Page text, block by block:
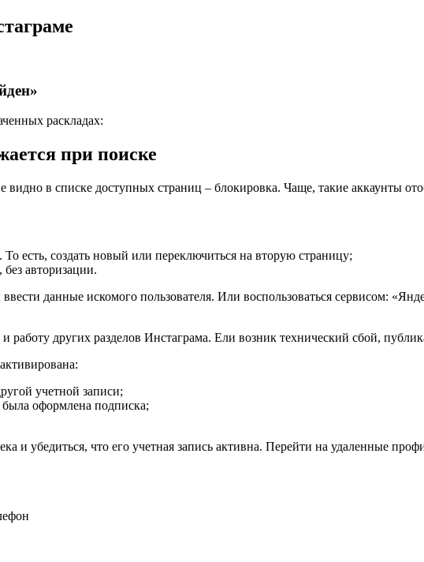
раскладах:
при поиске
видно в списке доступных страниц – блокировка. Чаще, такие аккаунты
есть, создать новый или переключиться на вторую страницу;
авторизации.
данные искомого пользователя. Или воспользоваться сервисом:
работу других разделов Инстаграма. Ели возник технический сбой,
учетной записи;
оформлена подписка;
и убедиться, что его учетная запись активна. Перейти на удаленные